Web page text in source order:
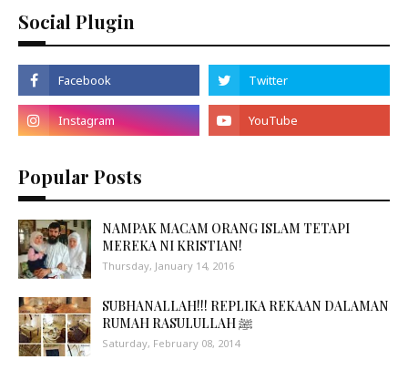
Social Plugin
Popular Posts
NAMPAK MACAM ORANG ISLAM TETAPI
MEREKA NI KRISTIAN!
Thursday, January 14, 2016
SUBHANALLAH!!! REPLIKA REKAAN DALAMAN
RUMAH RASULULLAH ﷺ
Saturday, February 08, 2014